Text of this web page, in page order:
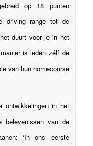
op 18 punten
driving range tot de
duurt voor je in het
is leden zélf de
van hun homecourse
ontwikkelingen in het
belevenissen van de
‘In ons eerste